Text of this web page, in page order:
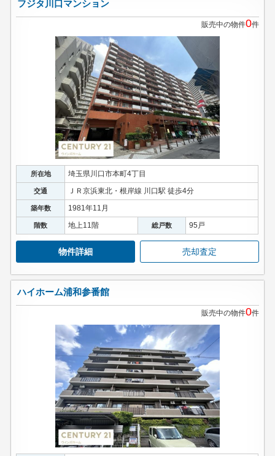
フジタ川口マンション
販売中の物件0件
所在地 埼玉県川口市本町4丁目
交通 ＪＲ京浜東北・根岸線 川口駅 徒歩4分
築年数 1981年11月
階数 地上11階 総戸数 95戸
物件詳細 売却査定
ハイホーム浦和参番館
販売中の物件0件